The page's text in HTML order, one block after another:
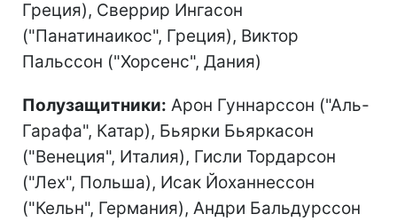
Греция), Сверрир Ингасон
("Панатинаикос", Греция), Виктор
Пальссон ("Хорсенс", Дания)
Полузащитники: Арон Гуннарссон ("Аль-
Гарафа", Катар), Бьярки Бьяркасон
("Венеция", Италия), Гисли Тордарсон
("Лех", Польша), Исак Йоханнессон
("Кельн", Германия), Андри Бальдурссон